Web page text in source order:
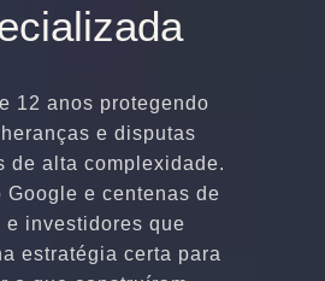
12 anos protegendo
e disputas
de alta complexidade.
Google e centenas de
e investidores que
estratégia certa para